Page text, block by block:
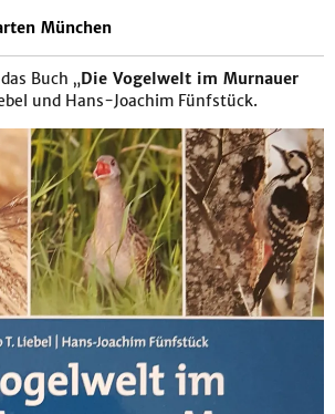
München
Buch „Die Vogelwelt im Murnauer
und Hans-Joachim Fünfstück.